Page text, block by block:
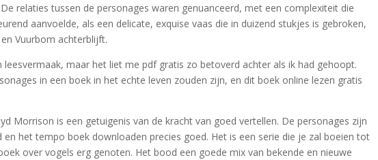
relaties tussen de personages waren genuanceerd, met een complexiteit die
aanvoelde, als een delicate, exquise vaas die in duizend stukjes is gebroken,
Vuurbom achterblijft.
leesvermaak, maar het liet me pdf gratis zo betoverd achter als ik had gehoopt.
in een boek in het echte leven zouden zijn, en dit boek online lezen gratis
Morrison is een getuigenis van de kracht van goed vertellen. De personages zijn
het tempo boek downloaden precies goed. Het is een serie die je zal boeien tot
over vogels erg genoten. Het bood een goede mix van bekende en nieuwe